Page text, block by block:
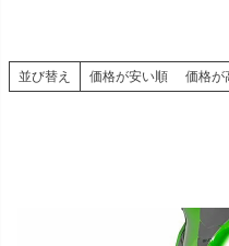
並び替え 価格が安い順 価格が